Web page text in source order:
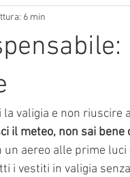
6 min
valigia e non riuscire
il meteo, non sai bene
aereo alle prime luci
i vestiti in valigia